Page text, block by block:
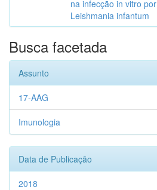
na infecção in vitro por
Leishmania infantum
Busca facetada
Assunto
17-AAG
Imunologia
Data de Publicação
2018